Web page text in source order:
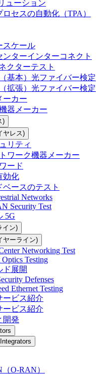
ューション
ロセスの自動化（TPA）
スケール
ンターインターコネクト
クターテスト
基本）光ファイバー検定
拡張）光ファイバー検定
ーカー
器メーカー
)
ヤレス)
リティ
ワーク機器メーカー
ード
効化
ベースのテスト
Networks
Security Test
5G
イン)
ヤーライン)
Networking Test
Optics Testing
ド展開
Defenses
Ethernet Testing
ービス紹介
ービス紹介
開発
O-RAN）